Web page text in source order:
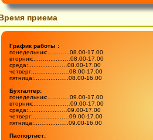
График работы :
понедельник:...….…..08.00-17.00
вторник:...……........…08.00-17.00
четверг:...…...........…08.00-17.00
пятница:...…........…..08.00-16.00
Бухгалтер:
понедельник:...….…..09.00-17.00
вторник:...……........…09.00-17.00
среда:...................…09.00-17.00